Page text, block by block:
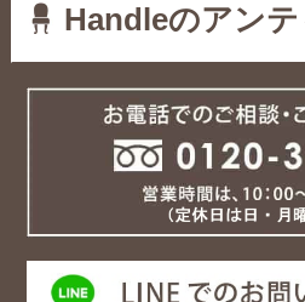
Handleのアンテ